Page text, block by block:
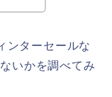
ンターセールな
いかを調べてみ